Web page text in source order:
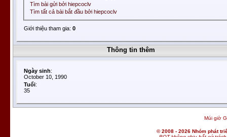
Tìm bài gửi bởi hiepcoclv
Tìm tất cả bài bắt đầu bởi hiepcoclv
Giới thiệu tham gia: 0
Thông tin thêm
Ngày sinh:
October 10, 1990
Tuổi:
35
Múi giờ
© 2008 - 2026 Nhóm phát